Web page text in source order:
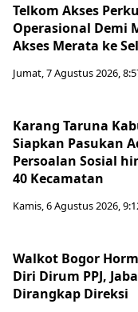
Telkom Akses
Operasional Demi
Akses Merata ke
Jumat, 7 Agustus 2026,
Karang Taruna
Siapkan Pasukan
Persoalan Sosial
40 Kecamatan
Kamis, 6 Agustus 2026,
Walkot Bogor
Diri Dirum PPJ,
Dirangkap Direksi